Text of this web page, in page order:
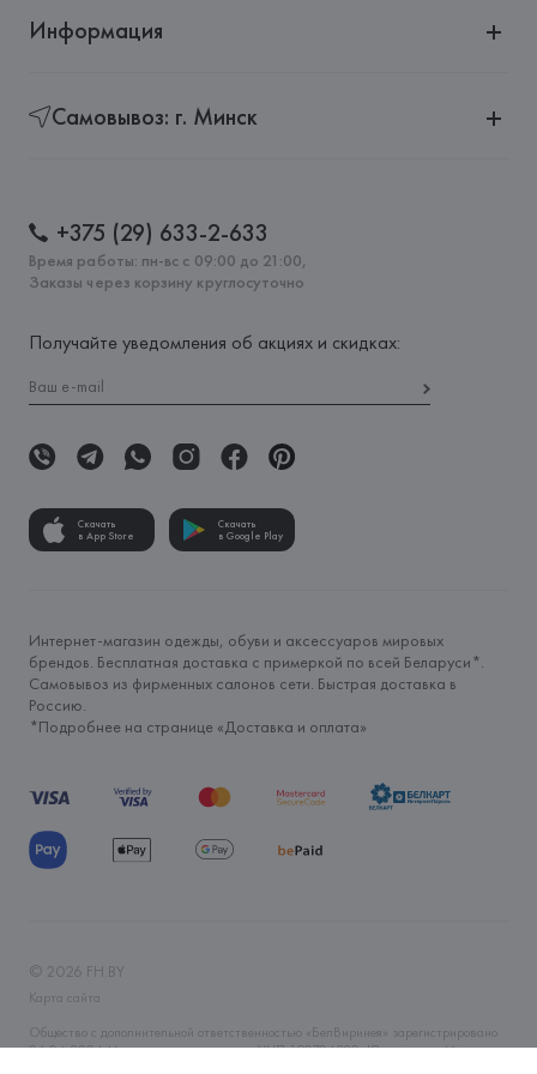
Информация
Самовывоз: г. Минск
+375 (29) 633-2-633
Время работы: пн-вс с 09:00 до 21:00,
Заказы через корзину круглосуточно
Получайте уведомления об акциях и скидках:
Скачать
в App Store
Скачать
в Google Play
Интернет-магазин одежды, обуви и аксессуаров мировых
брендов. Бесплатная доставка с примеркой по всей Беларуси*.
Самовывоз из фирменных салонов сети. Быстрая доставка в
Россию.
*Подробнее на странице «Доставка и оплата»
© 2026 FH.BY
Карта сайта
Общество с дополнительной ответственностью «БелВиринея» зарегистрировано
06.04.2006 Минским горисполкомом. УНП 190706320. Юр.адрес: г. Минск, ул.